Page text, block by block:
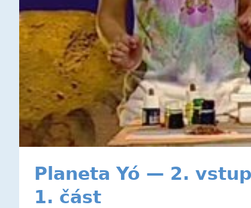
Planeta Yó — 2.
1. část